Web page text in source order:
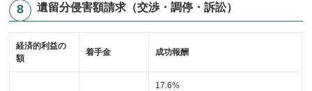
遺留分侵害額請求（交渉・調停・訴訟）
経済的利益の
額
着手金 成功報酬
17.6%